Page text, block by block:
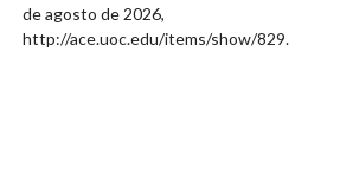
de agosto de 2026,
http://ace.uoc.edu/items/show/829.